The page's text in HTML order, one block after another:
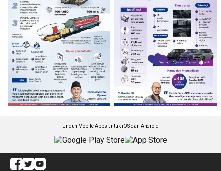
Unduh Mobile Apps untuk iOS dan Android